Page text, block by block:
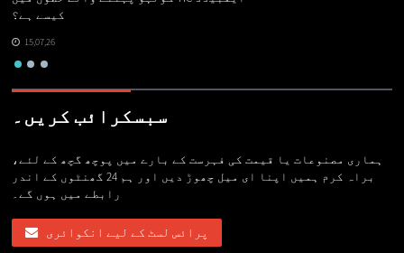
کیسے ہے؟
15,07,26
سبسکرائب کریں۔
ہماری مصنوعات یا قیمت کی فہرست کے بارے میں پوچھ گچھ کے لئے،
براہ کرم ہمیں اپنا ای میل چھوڑ دیں اور ہم 24 گھنٹوں کے اندر
رابطے میں ہوں گے۔
پرائس لسٹ کے لیے انکوائری